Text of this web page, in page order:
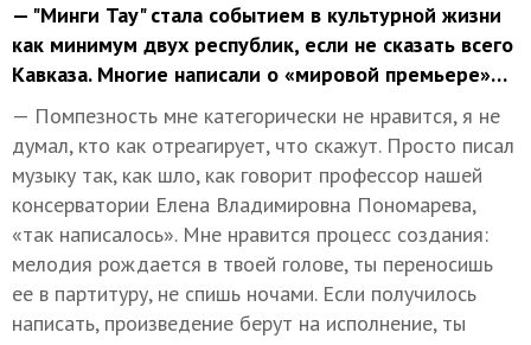
— "Минги Тау" стала событием в культурной жизни
как минимум двух республик, если не сказать всего
Кавказа. Многие написали о «мировой премьере»…
— Помпезность мне категорически не нравится, я не
думал, кто как отреагирует, что скажут. Просто писал
музыку так, как шло, как говорит профессор нашей
консерватории Елена Владимировна Пономарева,
«так написалось». Мне нравится процесс создания:
мелодия рождается в твоей голове, ты переносишь
ее в партитуру, не спишь ночами. Если получилось
написать, произведение берут на исполнение, ты